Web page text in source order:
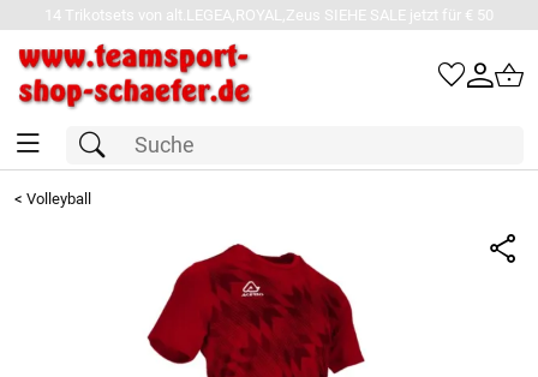
14 Trikotsets von alt.LEGEA,ROYAL,Zeus SIEHE SALE jetzt für € 50
< Volleyball